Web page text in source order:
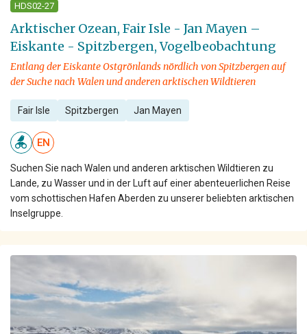
HDS02-27
Arktischer Ozean, Fair Isle - Jan Mayen –
Eiskante - Spitzbergen, Vogelbeobachtung
Entlang der Eiskante Ostgrönlands nördlich von Spitzbergen auf
der Suche nach Walen und anderen arktischen Wildtieren
Fair Isle Spitzbergen Jan Mayen
EN
Suchen Sie nach Walen und anderen arktischen Wildtieren zu
Lande, zu Wasser und in der Luft auf einer abenteuerlichen Reise
vom schottischen Hafen Aberden zu unserer beliebten arktischen
Inselgruppe.